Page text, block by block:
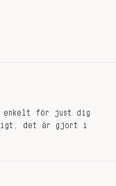
enkelt för just dig
det är gjort i